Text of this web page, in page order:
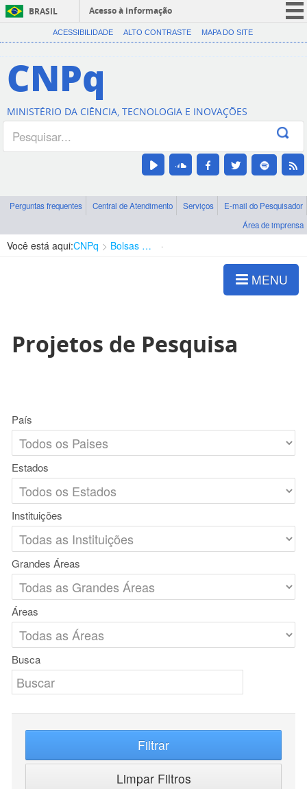
BRASIL
Acesso à informação
CORONAVÍRUS (COVID-19)
Canais
ACESSIBILIDADE ALTO CONTRASTE MAPA DO SITE
CNPq
MINISTÉRIO DA CIÊNCIA, TECNOLOGIA E INOVAÇÕES
Perguntas frequentes Central de Atendimento Serviços
E-mail do Pesquisador
Área de imprensa
Você está aqui:CNPq Bolsas e Auxílios Vigentes
MENU
Projetos de Pesquisa
País
Estados
Instituições
Grandes Áreas
Áreas
Busca
Filtrar
Limpar Filtros